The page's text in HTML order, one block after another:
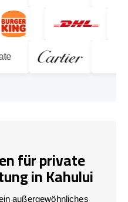
für private
in Kahului
außergewöhnliches